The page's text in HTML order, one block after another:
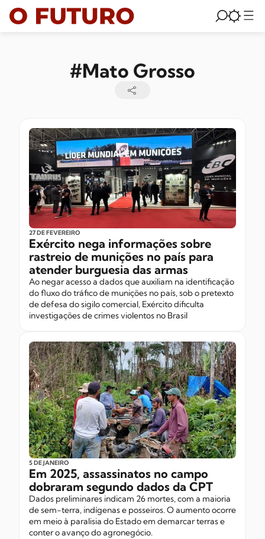
#Mato Grosso
27 DE FEVEREIRO
Exército nega informações sobre
rastreio de munições no país para
atender burguesia das armas
Ao negar acesso a dados que auxiliam na identificação
do fluxo do tráfico de munições no país, sob o pretexto
de defesa do sigilo comercial, Exército dificulta
investigações de crimes violentos no Brasil
5 DE JANEIRO
Em 2025, assassinatos no campo
dobraram segundo dados da CPT
Dados preliminares indicam 26 mortes, com a maioria
de sem-terra, indígenas e posseiros. O aumento ocorre
em meio à paralisia do Estado em demarcar terras e
conter o avanço do agronegócio.